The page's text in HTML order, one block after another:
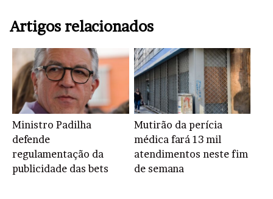
Artigos relacionados
Ministro Padilha
defende
regulamentação da
publicidade das bets
Mutirão da perícia
médica fará 13 mil
atendimentos neste fim
de semana